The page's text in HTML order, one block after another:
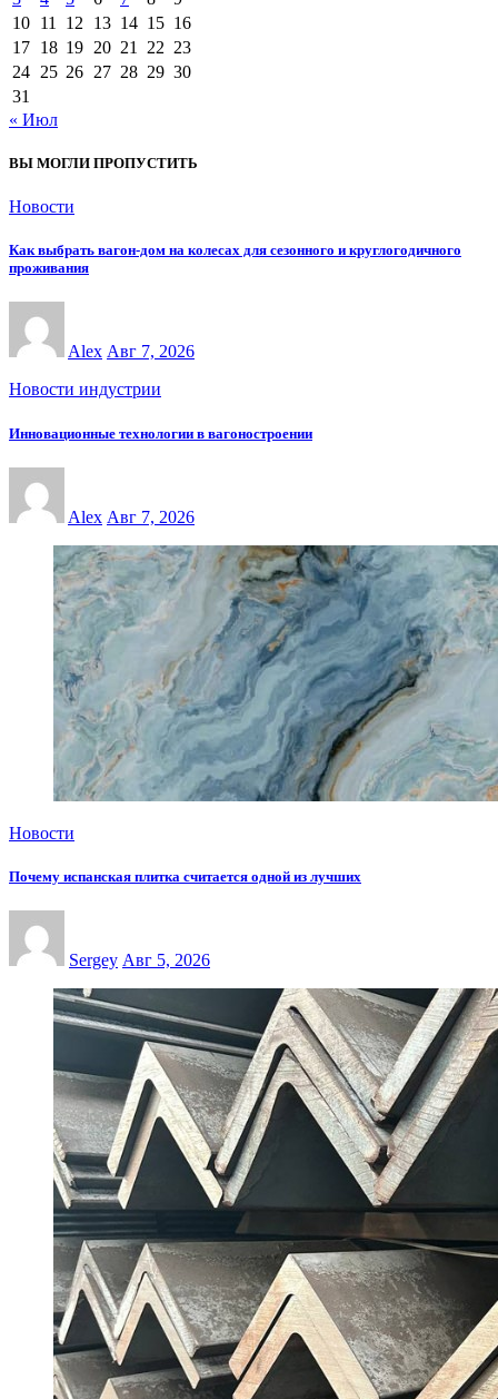
10 11 12 13 14 15 16
17 18 19 20 21 22 23
24 25 26 27 28 29 30
31
« Июл
ВЫ МОГЛИ ПРОПУСТИТЬ
Новости
Как выбрать вагон-дом на колесах для сезонного и круглогодичного
проживания
Alex Авг 7, 2026
Новости индустрии
Инновационные технологии в вагоностроении
Alex Авг 7, 2026
Новости
Почему испанская плитка считается одной из лучших
Sergey Авг 5, 2026